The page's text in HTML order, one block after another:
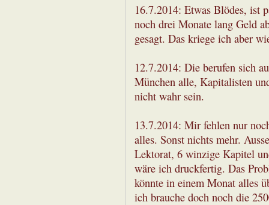
16.7.2014: Etwas Blödes, ist
noch drei Monate lang Geld
gesagt. Das kriege ich aber
12.7.2014: Die berufen sich
München alle, Kapitalisten
nicht wahr sein.
13.7.2014: Mir fehlen nur
alles. Sonst nichts mehr.
Lektorat, 6 winzige Kapitel
wäre ich druckfertig. Das
könnte in einem Monat alles
ich brauche doch noch die